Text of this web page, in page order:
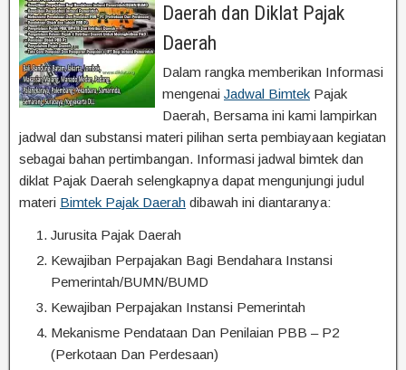
Daerah dan Diklat Pajak
Daerah
Dalam rangka memberikan Informasi
mengenai Jadwal Bimtek Pajak
Daerah, Bersama ini kami lampirkan
jadwal dan substansi materi pilihan serta pembiayaan kegiatan
sebagai bahan pertimbangan. Informasi jadwal bimtek dan
diklat Pajak Daerah selengkapnya dapat mengunjungi judul
materi Bimtek Pajak Daerah dibawah ini diantaranya:
Jurusita Pajak Daerah
Kewajiban Perpajakan Bagi Bendahara Instansi
Pemerintah/BUMN/BUMD
Kewajiban Perpajakan Instansi Pemerintah
Mekanisme Pendataan Dan Penilaian PBB – P2
(Perkotaan Dan Perdesaan)